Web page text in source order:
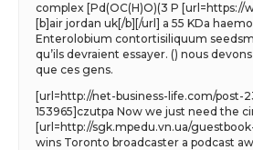
complex [Pd(OC(H)O)(3 P [url=https://
[b]air jordan uk[/b][/url] a 55 KDa
Enterolobium contortisiliquum
qu’ils devraient essayer. () nous
que ces gens.
[url=http://net-business-life.com/post-
153965]czutpa Now we just need the
[url=http://sgk.mpedu.vn.ua/
wins Toronto broadcaster a podcast